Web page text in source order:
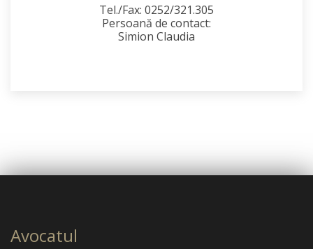
Tel./Fax: 0252/321.305
Persoană de contact:
Simion Claudia
Avocatul